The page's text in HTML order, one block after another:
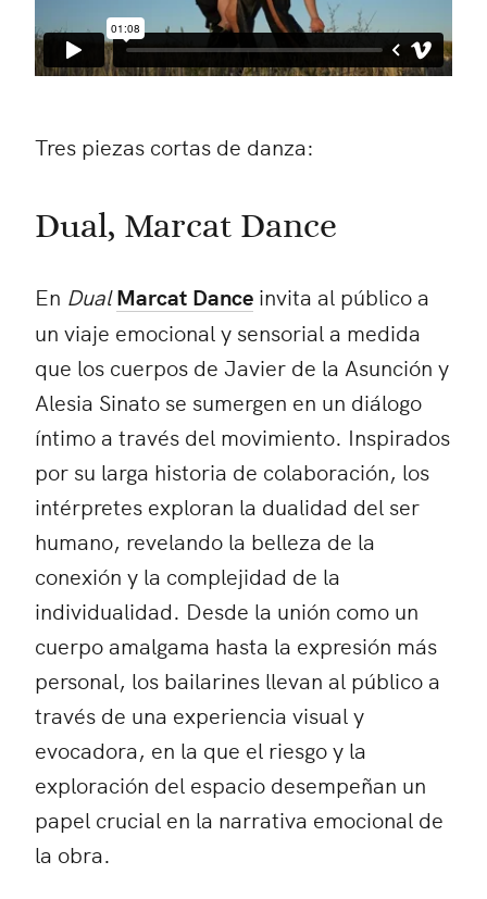
Tres piezas cortas de danza:
Dual, Marcat Dance
En Dual Marcat Dance invita al público a
un viaje emocional y sensorial a medida
que los cuerpos de Javier de la Asunción y
Alesia Sinato se sumergen en un diálogo
íntimo a través del movimiento. Inspirados
por su larga historia de colaboración, los
intérpretes exploran la dualidad del ser
humano, revelando la belleza de la
conexión y la complejidad de la
individualidad. Desde la unión como un
cuerpo amalgama hasta la expresión más
personal, los bailarines llevan al público a
través de una experiencia visual y
evocadora, en la que el riesgo y la
exploración del espacio desempeñan un
papel crucial en la narrativa emocional de
la obra.